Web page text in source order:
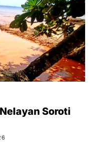
Soroti